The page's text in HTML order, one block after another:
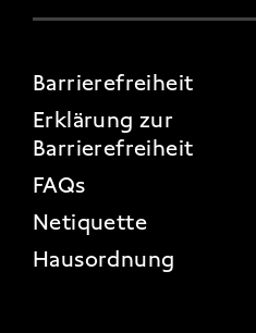
FOOTER 3
Barrierefreiheit
Erklärung zur
Barrierefreiheit
FAQs
Netiquette
Hausordnung